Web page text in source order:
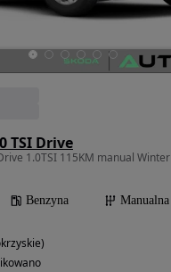
TSI Drive
Benzyna Manualna